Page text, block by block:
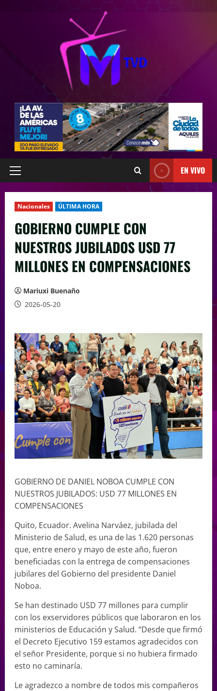
EN VIVO
Nacionales ÚLTIMA HORA
GOBIERNO CUMPLE CON
NUESTROS JUBILADOS USD 77
MILLONES EN COMPENSACIONES
Mariuxi Buenaño
2026-05-20
GOBIERNO DE DANIEL NOBOA CUMPLE CON
NUESTROS JUBILADOS: USD 77 MILLONES EN
COMPENSACIONES
Quito, Ecuador. Avelina Narváez, jubilada del
Ministerio de Salud, es una de las 1.620 personas
que, entre enero y mayo de este año, fueron
beneficiadas con la entrega de compensaciones
jubilares del Gobierno del presidente Daniel
Noboa.
Se han destinado USD 77 millones para cumplir
con los exservidores públicos que laboraron en los
ministerios de Educación y Salud. “Desde que firmó
el Decreto Ejecutivo 159 estamos agradecidos con
el señor Presidente, porque si no hubiera firmado
esto no caminaría.
Le agradezco a nombre de todos mis compañeros